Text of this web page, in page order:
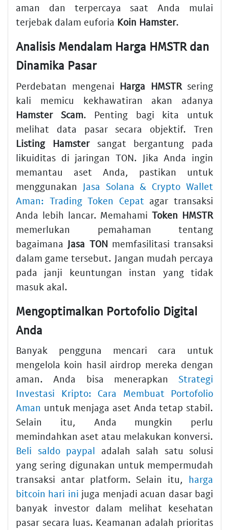
aman dan terpercaya saat Anda mulai
terjebak dalam euforia Koin Hamster.
Analisis Mendalam Harga HMSTR dan
Dinamika Pasar
Perdebatan mengenai Harga HMSTRsering
kali memicu kekhawatiran akan adanya
Hamster Scam. Penting bagi kita untuk
melihat data pasar secara objektif. Tren
Listing Hamstersangat bergantung pada
likuiditas di jaringan TON. Jika Anda ingin
memantau aset Anda, pastikan untuk
menggunakan Jasa Solana & Crypto Wallet
Aman: Trading Token Cepat agar transaksi
Anda lebih lancar. MemahamiToken HMSTR
memerlukan pemahaman tentang
bagaimana Jasa TONmemfasilitasi transaksi
dalam game tersebut. Jangan mudah percaya
pada janji keuntungan instan yang tidak
masuk akal.
Mengoptimalkan Portofolio Digital
Anda
Banyak pengguna mencari cara untuk
mengelola koin hasil airdrop mereka dengan
aman. Anda bisa menerapkan Strategi
Investasi Kripto: Cara Membuat Portofolio
Aman untuk menjaga aset Anda tetap stabil.
Selain itu, Anda mungkin perlu
memindahkan aset atau melakukan konversi.
Beli saldo paypal adalah salah satu solusi
yang sering digunakan untuk mempermudah
transaksi antar platform. Selain itu, harga
bitcoin hari ini juga menjadi acuan dasar bagi
banyak investor dalam melihat kesehatan
pasar secara luas. Keamanan adalah prioritas